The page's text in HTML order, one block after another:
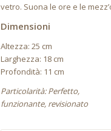
vetro. Suona le ore e le
Dimensioni
Altezza: 25 cm
Larghezza: 18 cm
Profondità: 11 cm
Particolarità: Perfetto,
funzionante, revisionato